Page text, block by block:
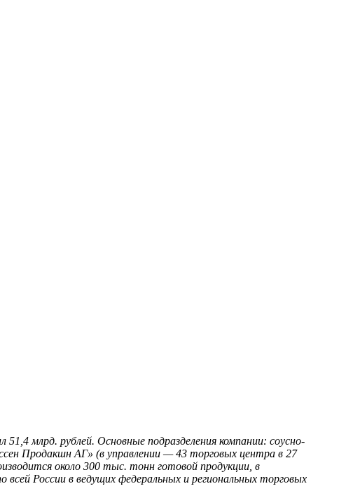
млрд. рублей. Основные подразделения компании: соусно-
Продакшн АГ» (в управлении — 43 торговых центра в 27
около 300 тыс. тонн готовой продукции, в
всей России в ведущих федеральных и региональных торговых